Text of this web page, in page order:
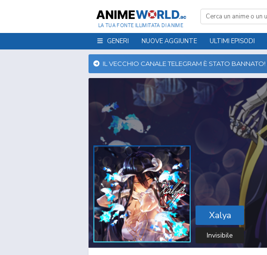
LA TUA FONTE ILLIMITATA DI ANIME
GENERI NUOVE AGGIUNTE ULTIMI EPISODI
IL VECCHIO CANALE TELEGRAM È STATO BANNATO!
Xalya
Invisibile